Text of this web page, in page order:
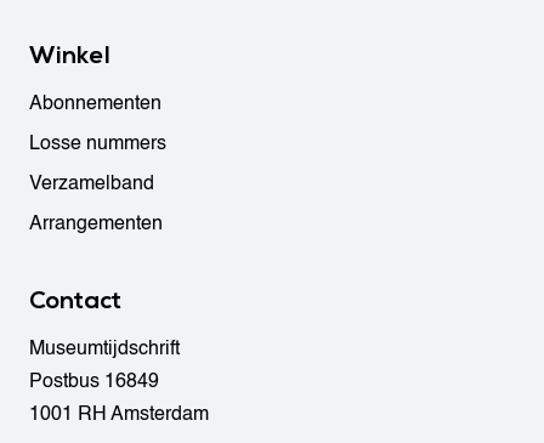
Winkel
Abonnementen
Losse nummers
Verzamelband
Arrangementen
Contact
Museumtijdschrift
Postbus 16849
1001 RH Amsterdam